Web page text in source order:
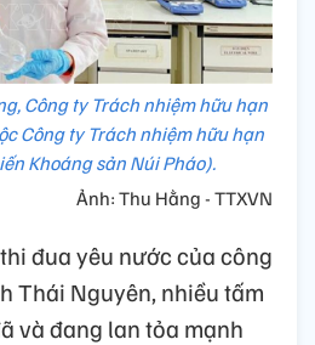
Công ty Trách nhiệm hữu hạn
Công ty Trách nhiệm hữu hạn
Khoáng sản Núi Pháo).
Ảnh: Thu Hằng - TTXVN
đua yêu nước của công
Thái Nguyên, nhiều tấm
và đang lan tỏa mạnh